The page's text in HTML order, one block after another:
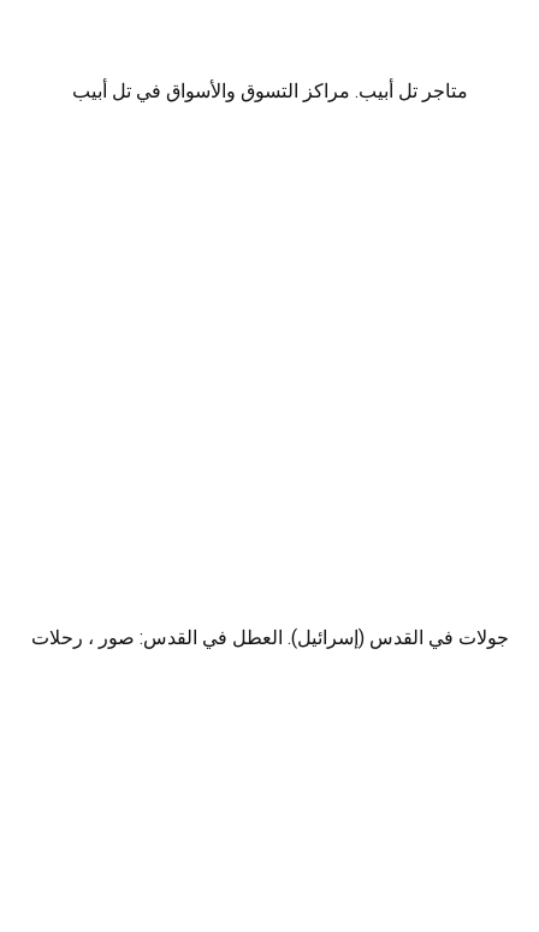
متاجر تل أبيب. مراكز التسوق والأسواق في تل أبيب
جولات في القدس (إسرائيل). العطل في القدس: صور ، رحلات